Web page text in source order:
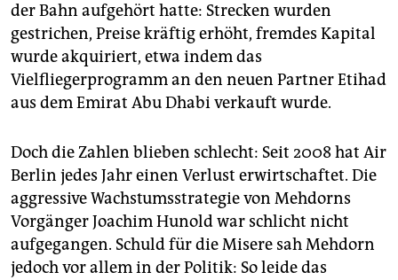
der Bahn aufgehört hatte: Strecken wurden
gestrichen, Preise kräftig erhöht, fremdes Kapital
wurde akquiriert, etwa indem das
Vielfliegerprogramm an den neuen Partner Etihad
aus dem Emirat Abu Dhabi verkauft wurde.
Doch die Zahlen blieben schlecht: Seit 2008 hat Air
Berlin jedes Jahr einen Verlust erwirtschaftet. Die
aggressive Wachstumsstrategie von Mehdorns
Vorgänger Joachim Hunold war schlicht nicht
aufgegangen. Schuld für die Misere sah Mehdorn
jedoch vor allem in der Politik: So leide das